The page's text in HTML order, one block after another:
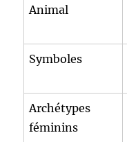
Animal
Symboles
Archétypes
féminins